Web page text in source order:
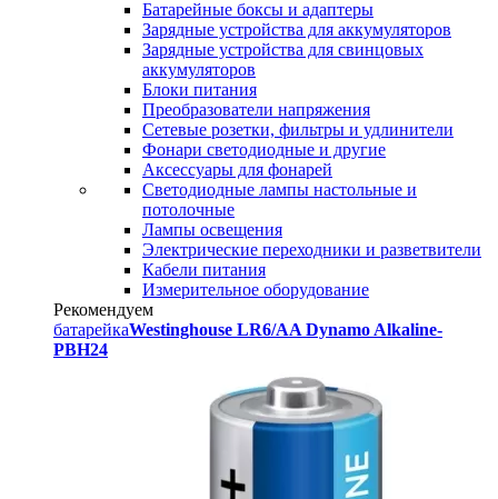
Батарейные боксы и адаптеры
Зарядные устройства для аккумуляторов
Зарядные устройства для свинцовых
аккумуляторов
Блоки питания
Преобразователи напряжения
Сетевые розетки, фильтры и удлинители
Фонари светодиодные и другие
Аксессуары для фонарей
Светодиодные лампы настольные и
потолочные
Лампы освещения
Электрические переходники и разветвители
Кабели питания
Измерительное оборудование
Рекомендуем
батарейкаWestinghouse LR6/AA Dynamo Alkaline-
PBH24